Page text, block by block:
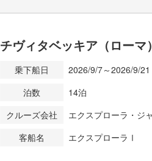
チヴィタベッキア（ローマ
乗下船日
2026/9/7～2026/9/21
泊数
14泊
クルーズ会社
エクスプローラ・ジ
客船名
エクスプローラⅠ